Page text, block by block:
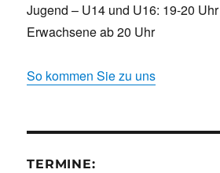
Jugend – U14 und U16: 19-20 Uhr
Erwachsene ab 20 Uhr
So kommen Sie zu uns
TERMINE: